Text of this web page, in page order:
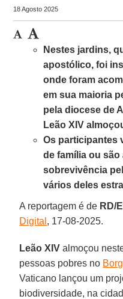
18 Agosto 2025
Nestes jardins,
apostólico, foi
onde foram
em sua maioria
pela diocese de
Leão XIV
Os participantes
de família ou
sobrevivência
vários deles
A reportagem é de RD/
Digital , 17-08-2025.
Leão XIV almoçou
pessoas pobres no
Vaticano lançou um
biodiversidade, na